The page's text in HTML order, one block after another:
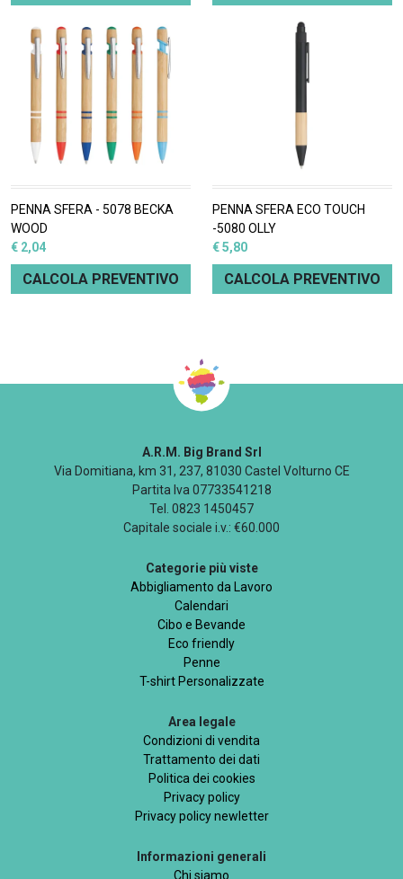
PENNA SFERA - 5078 BECKA
WOOD
€ 2,04
CALCOLA PREVENTIVO
PENNA SFERA ECO TOUCH
-5080 OLLY
€ 5,80
CALCOLA PREVENTIVO
A.R.M. Big Brand Srl
Via Domitiana, km 31, 237, 81030 Castel Volturno CE
Partita Iva 07733541218
Tel. 0823 1450457
Capitale sociale i.v.: €60.000
Categorie più viste
Abbigliamento da Lavoro
Calendari
Cibo e Bevande
Eco friendly
Penne
T-shirt Personalizzate
Area legale
Condizioni di vendita
Trattamento dei dati
Politica dei cookies
Privacy policy
Privacy policy newletter
Informazioni generali
Chi siamo